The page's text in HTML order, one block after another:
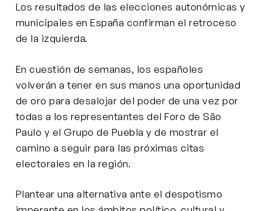
Los resultados de las elecciones autonómicas y
municipales en España confirman el retroceso
de la izquierda.
En cuestión de semanas, los españoles
volverán a tener en sus manos una oportunidad
de oro para desalojar del poder de una vez por
todas a los representantes del Foro de São
Paulo y el Grupo de Puebla y de mostrar el
camino a seguir para las próximas citas
electorales en la región.
Plantear una alternativa ante el despotismo